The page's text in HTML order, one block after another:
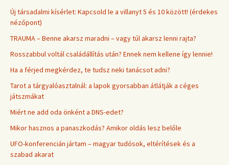
Új társadalmi kísérlet: Kapcsold le a villanyt 5 és 10 között! (érdekes
nézőpont)
TRAUMA – Benne akarsz maradni – vagy túl akarsz lenni rajta?
Rosszabbul voltál családállítás után? Ennek nem kellene így lennie!
Ha a férjed megkérdez, te tudsz neki tanácsot adni?
Tarot a tárgyalóasztalnál: a lapok gyorsabban átlátják a céges
játszmákat
Miért ne add oda önként a DNS-edet?
Mikor hasznos a panaszkodás? Amikor oldás lesz belőle
UFO-konferencián jártam – magyar tudósok, eltérítések és a
szabad akarat